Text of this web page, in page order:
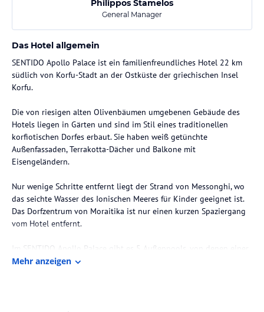
Philippos Stamelos
General Manager
Das Hotel allgemein
SENTIDO Apollo Palace ist ein familienfreundliches Hotel 22 km
südlich von Korfu-Stadt an der Ostküste der griechischen Insel
Korfu.
Die von riesigen alten Olivenbäumen umgebenen Gebäude des
Hotels liegen in Gärten und sind im Stil eines traditionellen
korfiotischen Dorfes erbaut. Sie haben weiß getünchte
Außenfassaden, Terrakotta-Dächer und Balkone mit
Eisengeländern.
Nur wenige Schritte entfernt liegt der Strand von Messonghi, wo
das seichte Wasser des Ionischen Meeres für Kinder geeignet ist.
Das Dorfzentrum von Moraitika ist nur einen kurzen Spaziergang
vom Hotel entfernt.
Im SENTIDO Apollo Palace gibt es 5 Außenpools, von denen einer
einen flacheren Bereich für Kinder hat. Die Pools sind von
Mehr anzeigen